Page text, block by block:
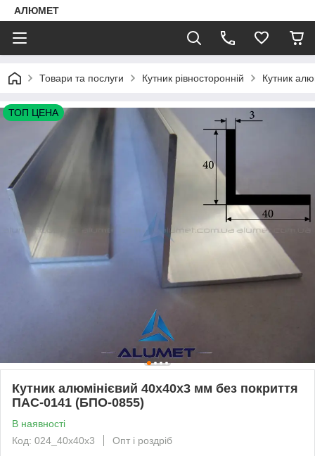
АЛЮМЕТ
Товари та послуги Кутник рівносторонній Кутник
ТОП ЦЕНА
Кутник алюмінієвий 40х40х3 мм без покриття
ПАС-0141 (БПО-0855)
В наявності
Код: 024_40х40х3
Опт і роздріб